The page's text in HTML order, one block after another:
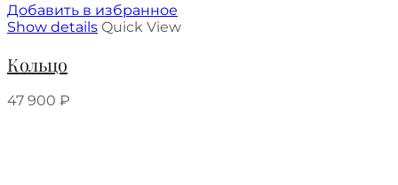
Добавить в избранное
Show details Quick View
Кольцо
47 900 ₽